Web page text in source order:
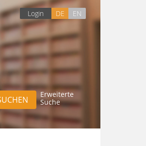
Login DE EN
Erweiterte
Suche